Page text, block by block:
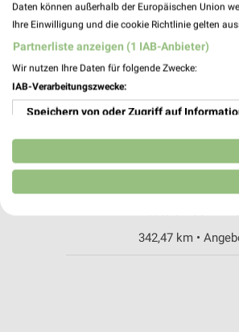
Fressnapf Bad
Sieboldstraße 1
97688 Bad
Heute 09:00 -
345,29 km •
Schweinfurter
342,47 km •
Daten können außerhalb der Europäischen Union
Ihre Einwilligung und die cookie Richtlinie gelten
Partnerliste anzeigen (1 IAB-Anbieter)
Wir nutzen Ihre Daten für folgende Zwecke:
IAB-Verarbeitungszwecke:
Speichern von oder Zugriff auf
Verwendung reduzierter Daten zur
Erstellung von Profilen für
Erstellung von Profilen zur